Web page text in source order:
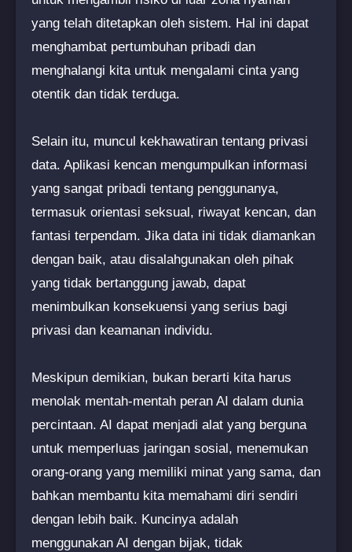
yang telah ditetapkan oleh sistem. Hal ini dapat
menghambat pertumbuhan pribadi dan
menghalangi kita untuk mengalami cinta yang
otentik dan tidak terduga.
Selain itu, muncul kekhawatiran tentang privasi
data. Aplikasi kencan mengumpulkan informasi
yang sangat pribadi tentang penggunanya,
termasuk orientasi seksual, riwayat kencan, dan
fantasi terpendam. Jika data ini tidak diamankan
dengan baik, atau disalahgunakan oleh pihak
yang tidak bertanggung jawab, dapat
menimbulkan konsekuensi yang serius bagi
privasi dan keamanan individu.
Meskipun demikian, bukan berarti kita harus
menolak mentah-mentah peran AI dalam dunia
percintaan. AI dapat menjadi alat yang berguna
untuk memperluas jaringan sosial, menemukan
orang-orang yang memiliki minat yang sama, dan
bahkan membantu kita memahami diri sendiri
dengan lebih baik. Kuncinya adalah
menggunakan AI dengan bijak, tidak